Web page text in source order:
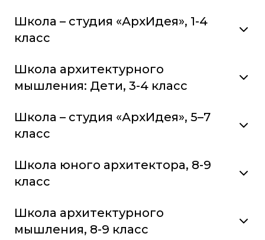
Школа – студия «АрхИдея», 1-4
класс
Школа архитектурного
мышления: Дети, 3-4 класс
Школа – студия «АрхИдея», 5–7
класс
Школа юного архитектора, 8-9
класс
Школа архитектурного
мышления, 8-9 класс